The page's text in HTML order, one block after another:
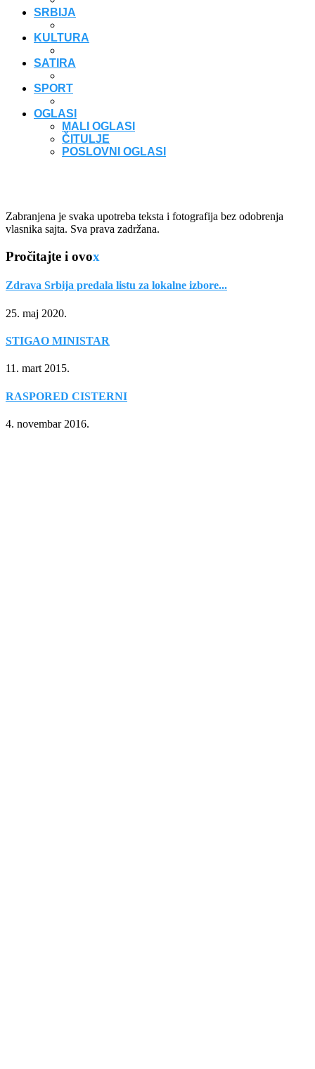
SRBIJA
KULTURA
SATIRA
SPORT
OGLASI
MALI OGLASI
ČITULJE
POSLOVNI OGLASI
Zabranjena je svaka upotreba teksta i fotografija bez odobrenja
vlasnika sajta. Sva prava zadržana.
Pročitajte i ovox
Zdrava Srbija predala listu za lokalne izbore...
25. maj 2020.
STIGAO MINISTAR
11. mart 2015.
RASPORED CISTERNI
4. novembar 2016.